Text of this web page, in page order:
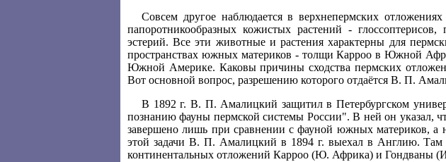
Совсем другое наблюдается в верхнепермских
папоротникообразных кожистых растений -
эстерий. Все эти животные и растения характерны для
пространствах южных материков - толщи Карроо в Южной
Южной Америке. Каковы причины сходства пермских
Вот основной вопрос, разрешению которого отдаётся В. П.
В 1892 г. В. П. Амалицкий защитил в Петербургском
познанию фауны пермской системы России". В ней он указал,
завершено лишь при сравнении с фауной южных материков, а
этой задачи В. П. Амалицкий в 1894 г. выехал в Англию. Там
континентальных отложений Карроо (Ю. Африка) и Гондваны